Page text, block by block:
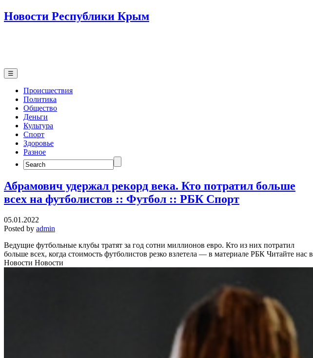
Новости Республики Крым
☰
Происшествия
Политика
Общество
Деньги
Культура
Спорт
Здоровье
Разное
Search
for:
Абрамович удержал рекорд века. Кто потратил больше
всех на футболистов :: Футбол :: РБК Спорт
05.01.2022
Posted by admin
Ведущие футбольные клубы тратят за год сотни миллионов евро. Кто из них потратил
больше всех, когда стоимость футболистов резко взлетела — в материале РБК Читайте нас в
Новости Новости